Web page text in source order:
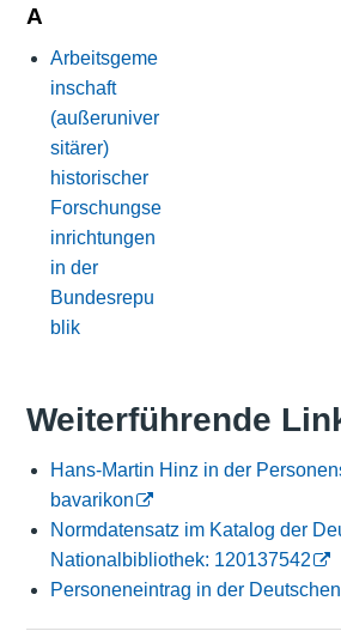
A
Arbeitsgeme
inschaft
(außeruniver
sitärer)
historischer
Forschungse
inrichtungen
in der
Bundesrepu
blik
Weiterführende
Hans-Martin Hinz in der
bavarikon
Normdatensatz im Katalog der
Nationalbibliothek: 120137542
Personeneintrag in der